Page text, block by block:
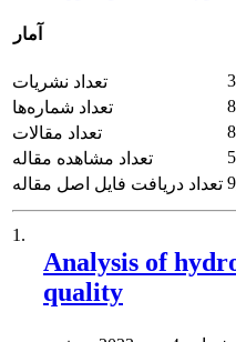
آمار
تعداد نشریات
تعداد شماره‌ها
تعداد مقالات
تعداد مشاهده مقاله
تعداد دریافت فایل اصل مقاله
1.
Analysis of
quality